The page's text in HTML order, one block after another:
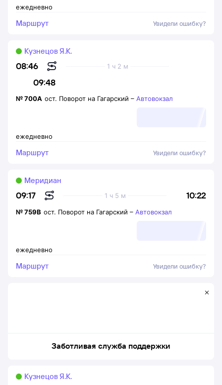
ежедневно
Маршрут Увидели ошибку?
08:46
09:48
1 ч 2 м
Кузнецов Я.К.
ежедневно
№700А ост. Поворот на Гагарский – Автовокзал
Маршрут Увидели ошибку?
09:17 10:22
1 ч 5 м
Меридиан
ежедневно
№759В ост. Поворот на Гагарский – Автовокзал
Маршрут Увидели ошибку?
Заботливая служба поддержки
Кузнецов Я.К.